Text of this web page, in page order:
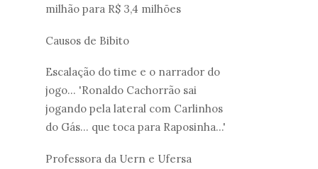
milhão para R$ 3,4 milhões
Causos de Bibito
Escalação do time e o narrador do
jogo... 'Ronaldo Cachorrão sai
jogando pela lateral com Carlinhos
do Gás... que toca para Raposinha...'
Professora da Uern e Ufersa